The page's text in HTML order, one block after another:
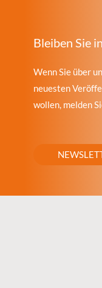
Bleiben Sie
Wenn Sie über
neuesten
wollen, melden